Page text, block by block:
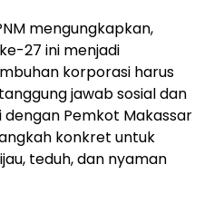
mengungkapkan,
27 ini menjadi
korporasi harus
jawab sosial dan
dengan Pemkot Makassar
konkret untuk
teduh, dan nyaman